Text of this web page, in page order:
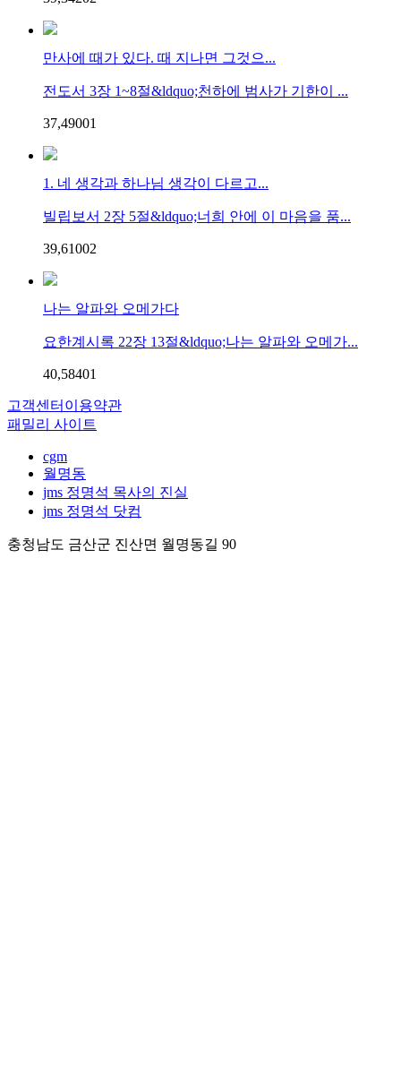
만사에 때가 있다. 때 지나면 그것으...
전도서 3장 1~8절&ldquo;천하에 범사가 기한이 ...
37,49001
1. 네 생각과 하나님 생각이 다르고...
빌립보서 2장 5절&ldquo;너희 안에 이 마음을 품...
39,61002
나는 알파와 오메가다
요한계시록 22장 13절&ldquo;나는 알파와 오메가...
40,58401
고객센터 이용약관
패밀리 사이트
cgm
월명동
jms 정명석 목사의 진실
jms 정명석 닷컴
충청남도 금산군 진산면 월명동길 90